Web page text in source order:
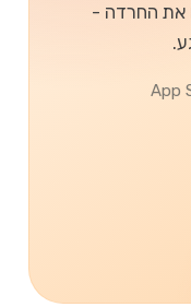
את החרדה -